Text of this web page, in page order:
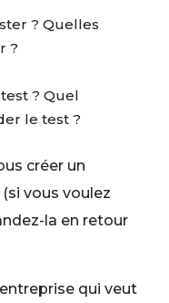
? Quelles
?
? Quel
le test ?
créer un
vous voulez
la en retour
qui veut